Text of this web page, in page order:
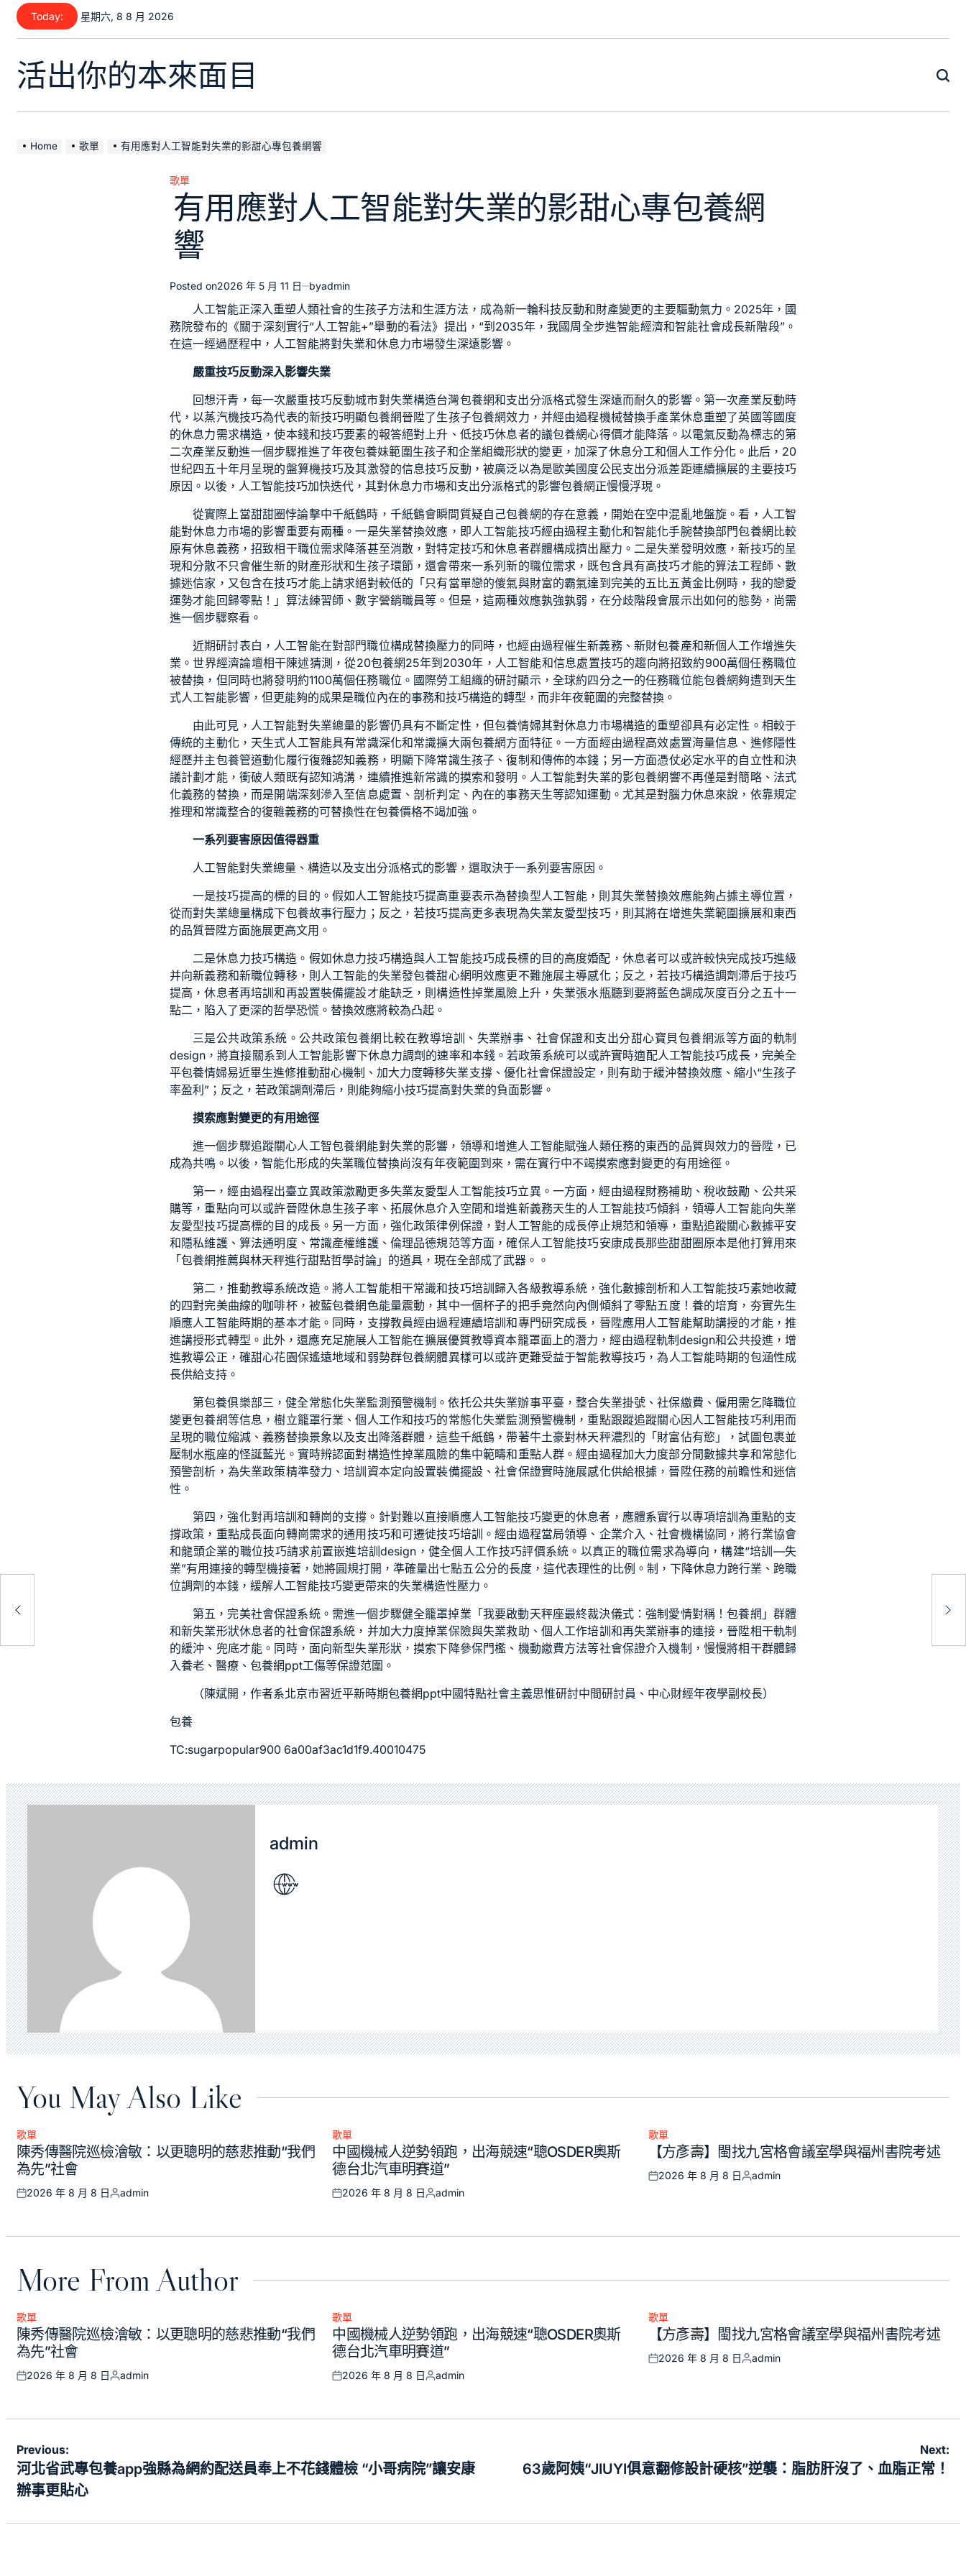
Skip
content
Today: 星期六, 8 8 月 2026
活出你的本來面目
Home 歌單 有用應對人工智能對失業的影甜心專包養網響
Posted
in
歌單
有用應對人工智能對失業的影甜心專包養網
響
Posted on2026 年 5 月 11 日 byadmin
人工智能正深入重塑人類社會的生孩子方法和生涯方法，成為新一輪科技反動和財產變更的主要驅動氣力。2025年，國
務院發布的《關于深刻實行“人工智能+”舉動的看法》提出，“到2035年，我國周全步進智能經濟和智能社會成長新階段”。
在這一經過歷程中，人工智能將對失業和休息力市場發生深遠影響。
嚴重技巧反動深入影響失業
回想汗青，每一次嚴重技巧反動城市對失業構造台灣包養網和支出分派格式發生深遠而耐久的影響。第一次產業反動時
代，以蒸汽機技巧為代表的新技巧明顯包養網晉陞了生孩子包養網效力，并經由過程機械替換手產業休息重塑了英國等國度
的休息力需求構造，使本錢和技巧要素的報答絕對上升、低技巧休息者的議包養網心得價才能降落。以電氣反動為標志的第
二次產業反動進一個步驟推進了年夜包養妹範圍生孩子和企業組織形狀的變更，加深了休息分工和個人工作分化。此后，20
世紀四五十年月呈現的盤算機技巧及其激發的信息技巧反動，被廣泛以為是歐美國度公民支出分派差距連續擴展的主要技巧
原因。以後，人工智能技巧加快迭代，其對休息力市場和支出分派格式的影響包養網正慢慢浮現。
從實際上當甜甜圈悖論擊中千紙鶴時，千紙鶴會瞬間質疑自己包養網的存在意義，開始在空中混亂地盤旋。看，人工智
能對休息力市場的影響重要有兩種。一是失業替換效應，即人工智能技巧經由過程主動化和智能化手腕替換部門包養網比較
原有休息義務，招致相干職位需求降落甚至消散，對特定技巧和休息者群體構成擠出壓力。二是失業發明效應，新技巧的呈
現和分散不只會催生新的財產形狀和生孩子環節，還會帶來一系列新的職位需求，既包含具有高技巧才能的算法工程師、數
據迷信家，又包含在技巧才能上請求絕對較低的「只有當單戀的傻氣與財富的霸氣達到完美的五比五黃金比例時，我的戀愛
運勢才能回歸零點！」算法練習師、數字營銷職員等。但是，這兩種效應孰強孰弱，在分歧階段會展示出如何的態勢，尚需
進一個步驟察看。
近期研討表白，人工智能在對部門職位構成替換壓力的同時，也經由過程催生新義務、新財包養產和新個人工作增進失
業。世界經濟論壇相干陳述猜測，從20包養網25年到2030年，人工智能和信息處置技巧的趨向將招致約900萬個任務職位
被替換，但同時也將發明約1100萬個任務職位。國際勞工組織的研討顯示，全球約四分之一的任務職位能包養網夠遭到天生
式人工智能影響，但更能夠的成果是職位內在的事務和技巧構造的轉型，而非年夜範圍的完整替換。
由此可見，人工智能對失業總量的影響仍具有不斷定性，但包養情婦其對休息力市場構造的重塑卻具有必定性。相較于
傳統的主動化，天生式人工智能具有常識深化和常識擴大兩包養網方面特征。一方面經由過程高效處置海量信息、進修隱性
經歷并主包養管道動化履行復雜認知義務，明顯下降常識生孩子、復制和傳佈的本錢；另一方面憑仗必定水平的自立性和決
議計劃才能，衝破人類既有認知鴻溝，連續推進新常識的摸索和發明。人工智能對失業的影包養網響不再僅是對簡略、法式
化義務的替換，而是開端深刻滲入至信息處置、剖析判定、內在的事務天生等認知運動。尤其是對腦力休息來說，依靠規定
推理和常識整合的復雜義務的可替換性在包養價格不竭加強。
一系列要害原因值得器重
人工智能對失業總量、構造以及支出分派格式的影響，還取決于一系列要害原因。
一是技巧提高的標的目的。假如人工智能技巧提高重要表示為替換型人工智能，則其失業替換效應能夠占據主導位置，
從而對失業總量構成下包養故事行壓力；反之，若技巧提高更多表現為失業友愛型技巧，則其將在增進失業範圍擴展和東西
的品質晉陞方面施展更高文用。
二是休息力技巧構造。假如休息力技巧構造與人工智能技巧成長標的目的高度婚配，休息者可以或許較快完成技巧進級
并向新義務和新職位轉移，則人工智能的失業發包養甜心網明效應更不難施展主導感化；反之，若技巧構造調劑滯后于技巧
提高，休息者再培訓和再設置裝備擺設才能缺乏，則構造性掉業風險上升，失業張水瓶聽到要將藍色調成灰度百分之五十一
點二，陷入了更深的哲學恐慌。替換效應將較為凸起。
三是公共政策系統。公共政策包養網比較在教導培訓、失業辦事、社會保證和支出分甜心寶貝包養網派等方面的軌制
design，將直接關系到人工智能影響下休息力調劑的速率和本錢。若政策系統可以或許實時適配人工智能技巧成長，完美全
平包養情婦易近畢生進修推動甜心機制、加大力度轉移失業支撐、優化社會保證設定，則有助于緩沖替換效應、縮小“生孩子
率盈利”；反之，若政策調劑滯后，則能夠縮小技巧提高對失業的負面影響。
摸索應對變更的有用途徑
進一個步驟追蹤關心人工智包養網能對失業的影響，領導和增進人工智能賦強人類任務的東西的品質與效力的晉陞，已
成為共鳴。以後，智能化形成的失業職位替換尚沒有年夜範圍到來，需在實行中不竭摸索應對變更的有用途徑。
第一，經由過程出臺立異政策激勵更多失業友愛型人工智能技巧立異。一方面，經由過程財務補助、稅收鼓勵、公共采
購等，重點向可以或許晉陞休息生孩子率、拓展休息介入空間和增進新義務天生的人工智能技巧傾斜，領導人工智能向失業
友愛型技巧提高標的目的成長。另一方面，強化政策律例保證，對人工智能的成長停止規范和領導，重點追蹤關心數據平安
和隱私維護、算法通明度、常識產權維護、倫理品德規范等方面，確保人工智能技巧安康成長那些甜甜圈原本是他打算用來
「包養網推薦與林天秤進行甜點哲學討論」的道具，現在全部成了武器。。
第二，推動教導系統改造。將人工智能相干常識和技巧培訓歸入各級教導系統，強化數據剖析和人工智能技巧素她收藏
的四對完美曲線的咖啡杯，被藍包養網色能量震動，其中一個杯子的把手竟然向內側傾斜了零點五度！養的培育，夯實先生
順應人工智能時期的基本才能。同時，支撐教員經由過程連續培訓和專門研究成長，晉陞應用人工智能幫助講授的才能，推
進講授形式轉型。此外，還應充足施展人工智能在擴展優質教導資本籠罩面上的潛力，經由過程軌制design和公共投進，增
進教導公正，確甜心花園保遙遠地域和弱勢群包養網體異樣可以或許更難受益于智能教導技巧，為人工智能時期的包涵性成
長供給支持。
第包養俱樂部三，健全常態化失業監測預警機制。依托公共失業辦事平臺，整合失業掛號、社保繳費、僱用需乞降職位
變更包養網等信息，樹立籠罩行業、個人工作和技巧的常態化失業監測預警機制，重點跟蹤追蹤關心因人工智能技巧利用而
呈現的職位縮減、義務替換景象以及支出降落群體，這些千紙鶴，帶著牛土豪對林天秤濃烈的「財富佔有慾」，試圖包裹並
壓制水瓶座的怪誕藍光。實時辨認面對構造性掉業風險的集中範疇和重點人群。經由過程加大力度部分間數據共享和常態化
預警剖析，為失業政策精準發力、培訓資本定向設置裝備擺設、社會保證實時施展感化供給根據，晉陞任務的前瞻性和迷信
性。
第四，強化對再培訓和轉崗的支撐。針對難以直接順應人工智能技巧變更的休息者，應體系實行以專項培訓為重點的支
撐政策，重點成長面向轉崗需求的通用技巧和可遷徙技巧培訓。經由過程當局領導、企業介入、社會機構協同，將行業協會
和龍頭企業的職位技巧請求前置嵌進培訓design，健全個人工作技巧評價系統。以真正的職位需求為導向，構建“培訓—失
業”有用連接的轉型機接著，她將圓規打開，準確量出七點五公分的長度，這代表理性的比例。制，下降休息力跨行業、跨職
位調劑的本錢，緩解人工智能技巧變更帶來的失業構造性壓力。
第五，完美社會保證系統。需進一個步驟健全籠罩掉業「我要啟動天秤座最終裁決儀式：強制愛情對稱！包養網 」群體
和新失業形狀休息者的社會保證系統，并加大力度掉業保險與失業救助、個人工作培訓和再失業辦事的連接，晉陞相干軌制
的緩沖、兜底才能。同時，面向新型失業形狀，摸索下降參保門檻、機動繳費方法等社會保證介入機制，慢慢將相干群體歸
入養老、醫療、 包養網ppt工傷等保證范圍。
（陳斌開， 作者系北京市習近平新時期包養網ppt中國特點社會主義思惟研討中間研討員、中心財經年夜學副校長）
包養
TC:sugarpopular900 6a00af3ac1d1f9.40010475
admin
You May Also Like
Posted
in
歌單
陳秀傳醫院巡檢澮敏：以更聰明的慈悲推動“我們
為先”社會
Posted
2026 年 8 月 8 日
Posted
admin
Posted
in
歌單
中國機械人逆勢領跑，出海競速“聰OSDER奧斯
德台北汽車明賽道”
Posted
2026 年 8 月 8 日
Posted
admin
Posted
歌單
【方彥壽】閩找九宮格會議室學與福州書院考述
Posted
2026 年 8 月 8 日
Posted
admin
More From Author
Posted
in
歌單
陳秀傳醫院巡檢澮敏：以更聰明的慈悲推動“我們
為先”社會
Posted
2026 年 8 月 8 日
Posted
admin
Posted
in
歌單
中國機械人逆勢領跑，出海競速“聰OSDER奧斯
德台北汽車明賽道”
Posted
2026 年 8 月 8 日
Posted
admin
Posted
歌單
【方彥壽】閩找九宮格會議室學與福州書院考述
Posted
2026 年 8 月 8 日
Posted
admin
肪
文
章
導
Previous:
河北省武專包養app強縣為網約配送員奉上不花錢體檢 “小哥病院”讓安康
辦事更貼心
Next:
63歲阿姨“JIUYI俱意翻修設計硬核”逆襲：脂肪肝沒了、血脂正常！